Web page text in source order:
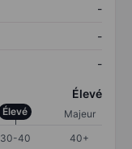
-
-
-
Élevé
Élevé
Majeur
30-40 40+